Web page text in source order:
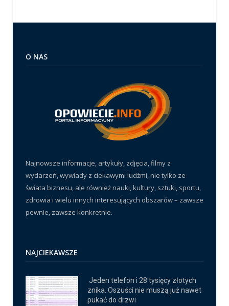
O NAS
Najnowsze informacje, artykuły, zdjęcia, filmy z
wydarzeń, wywiady z ciekawymi ludźmi, nie tylko ze
świata biznesu, ale również nauki, kultury, sztuki, sportu,
zdrowia i wielu innych interesujących obszarów – zawsze
pewnie, zawsze konkretnie.
NAJCIEKAWSZE
Jeden telefon i 28 tysięcy złotych
znika. Oszuści nie muszą już nawet
pukać do drzwi